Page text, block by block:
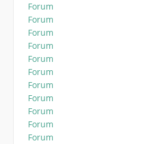
Forum
Forum
Forum
Forum
Forum
Forum
Forum
Forum
Forum
Forum
Forum